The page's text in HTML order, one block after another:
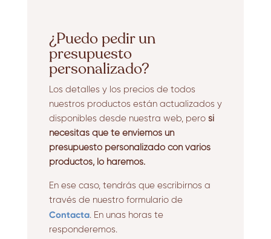
¿Puedo pedir un
presupuesto
personalizado?
Los detalles y los precios de todos
nuestros productos están actualizados y
disponibles desde nuestra web, pero si
necesitas que te enviemos un
presupuesto personalizado con varios
productos, lo haremos.
En ese caso, tendrás que escribirnos a
través de nuestro formulario de
Contacta. En unas horas te
responderemos.